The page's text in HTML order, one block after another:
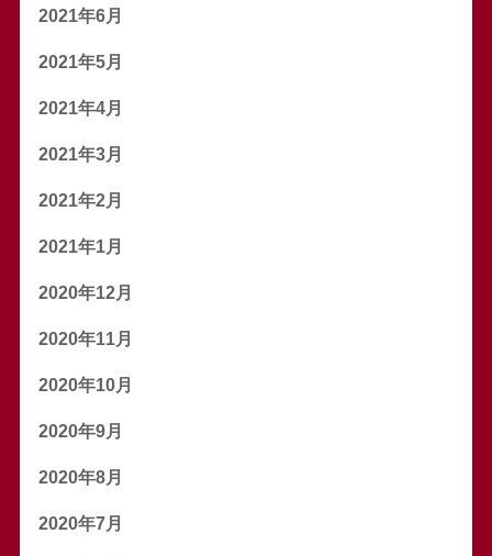
2021年6月
2021年5月
2021年4月
2021年3月
2021年2月
2021年1月
2020年12月
2020年11月
2020年10月
2020年9月
2020年8月
2020年7月